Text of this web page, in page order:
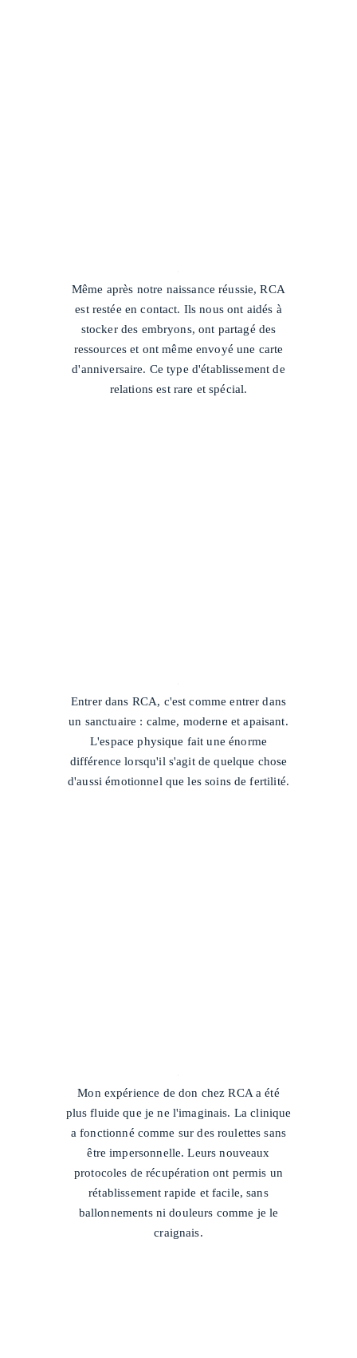
Même après notre naissance réussie, RCA
est restée en contact. Ils nous ont aidés à
stocker des embryons, ont partagé des
ressources et ont même envoyé une carte
d'anniversaire. Ce type d'établissement de
relations est rare et spécial.
Entrer dans RCA, c'est comme entrer dans
un sanctuaire : calme, moderne et apaisant.
L'espace physique fait une énorme
différence lorsqu'il s'agit de quelque chose
d'aussi émotionnel que les soins de fertilité.
Mon expérience de don chez RCA a été
plus fluide que je ne l'imaginais. La clinique
a fonctionné comme sur des roulettes sans
être impersonnelle. Leurs nouveaux
protocoles de récupération ont permis un
rétablissement rapide et facile, sans
ballonnements ni douleurs comme je le
craignais.